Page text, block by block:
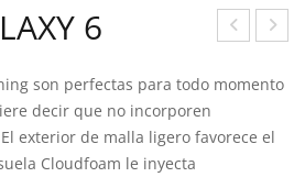
N
TH
AS
ERN
6
son perfectas para todo momento
decir que no incorporen
exterior de malla ligero favorece el
Cloudfoam le inyecta